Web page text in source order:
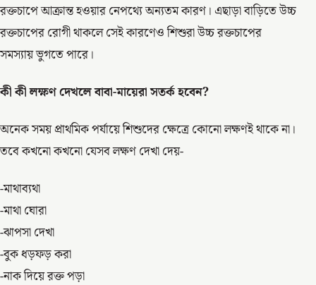
রক্তচাপে আক্রান্ত হওয়ার নেপথ্যে অন্যতম কারণ। এছাড়া বাড়িতে উচ্চ
রক্তচাপের রোগী থাকলে সেই কারণেও শিশুরা উচ্চ রক্তচাপের
সমস্যায় ভুগতে পারে।
কী কী লক্ষণ দেখলে বাবা-মায়েরা সতর্ক হবেন?
অনেক সময় প্রাথমিক পর্যায়ে শিশুদের ক্ষেত্রে কোনো লক্ষণই থাকে না।
তবে কখনো কখনো যেসব লক্ষণ দেখা দেয়-
-মাথাব্যথা
-মাথা ঘোরা
-ঝাপসা দেখা
-বুক ধড়ফড় করা
-নাক দিয়ে রক্ত পড়া